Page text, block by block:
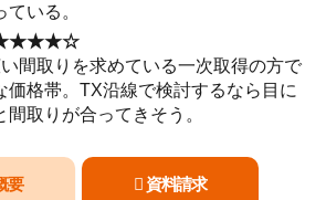
いる。
★★★★☆
間取りを求めている一次取得の方で
価格帯。TX沿線で検討するなら目に
間取りが合ってきそう。
要 資料請求